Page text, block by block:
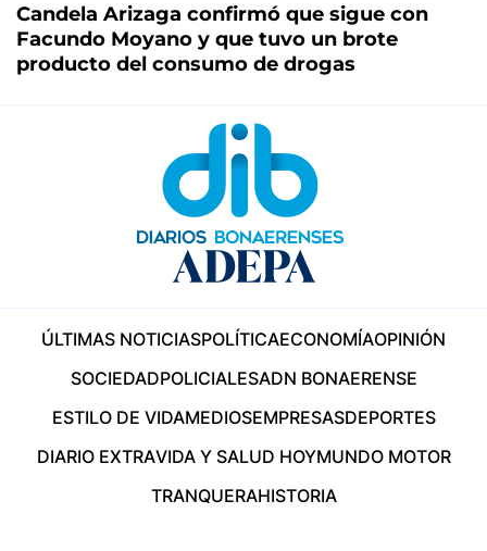
Candela Arizaga confirmó que sigue con
Facundo Moyano y que tuvo un brote
producto del consumo de drogas
ÚLTIMAS NOTICIASPOLÍTICAECONOMÍAOPINIÓN
SOCIEDADPOLICIALESADN BONAERENSE
ESTILO DE VIDAMEDIOSEMPRESASDEPORTES
DIARIO EXTRAVIDA Y SALUD HOYMUNDO MOTOR
TRANQUERAHISTORIA